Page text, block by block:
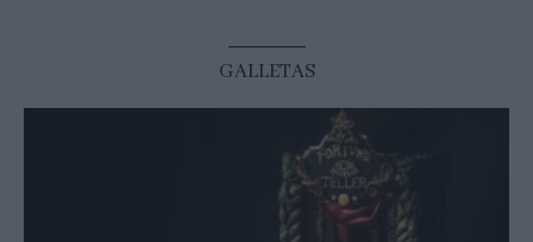
GALLETAS